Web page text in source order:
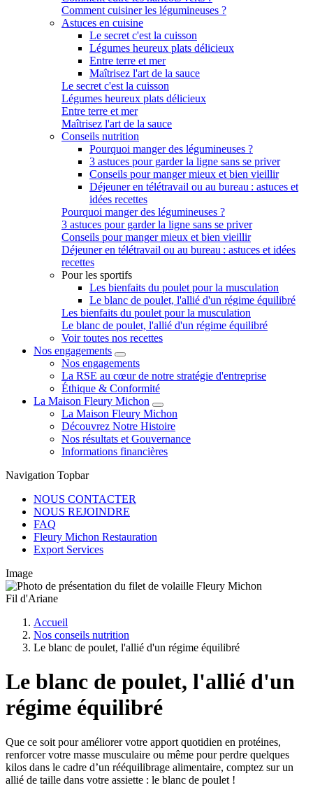
Comment cuisiner les légumineuses ?
Astuces en cuisine
Le secret c'est la cuisson
Légumes heureux plats délicieux
Entre terre et mer
Maîtrisez l'art de la sauce
Le secret c'est la cuisson
Légumes heureux plats délicieux
Entre terre et mer
Maîtrisez l'art de la sauce
Conseils nutrition
Pourquoi manger des légumineuses ?
3 astuces pour garder la ligne sans se priver
Conseils pour manger mieux et bien vieillir
Déjeuner en télétravail ou au bureau : astuces et
idées recettes
Pourquoi manger des légumineuses ?
3 astuces pour garder la ligne sans se priver
Conseils pour manger mieux et bien vieillir
Déjeuner en télétravail ou au bureau : astuces et idées
recettes
Pour les sportifs
Les bienfaits du poulet pour la musculation
Le blanc de poulet, l'allié d'un régime équilibré
Les bienfaits du poulet pour la musculation
Le blanc de poulet, l'allié d'un régime équilibré
Voir toutes nos recettes
Nos engagements
Nos engagements
La RSE au cœur de notre stratégie d'entreprise
Éthique & Conformité
La Maison Fleury Michon
La Maison Fleury Michon
Découvrez Notre Histoire
Nos résultats et Gouvernance
Informations financières
Navigation Topbar
NOUS CONTACTER
NOUS REJOINDRE
FAQ
Fleury Michon Restauration
Export Services
Image
Fil d'Ariane
Accueil
Nos conseils nutrition
Le blanc de poulet, l'allié d'un régime équilibré
Le blanc de poulet, l'allié d'un
régime équilibré
Que ce soit pour améliorer votre apport quotidien en protéines,
renforcer votre masse musculaire ou même pour perdre quelques
kilos dans le cadre d’un rééquilibrage alimentaire, comptez sur un
allié de taille dans votre assiette : le blanc de poulet !